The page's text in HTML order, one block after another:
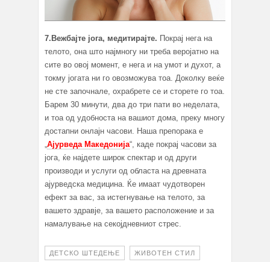
7.Вежбајте јога, медитирајте. Покрај нега на
телото, она што најмногу ни треба веројатно на
сите во овој момент, е нега и на умот и духот, а
токму јогата ни го овозможува тоа. Доколку веќе
не сте започнале, охрабрете се и сторете го тоа.
Барем 30 минути, два до три пати во неделата,
и тоа од удобноста на вашиот дома, преку многу
достапни онлајн часови. Наша препорака е
Ајурведа Македонија“, каде покрај часови за
јога, ќе најдете широк спектар и од други
производи и услуги од областа на древната
ајурведска медицина. Ќе имаат чудотворен
ефект за вас, за истегнување на телото, за
вашето здравје, за вашето расположение и за
намалување на секојдневниот стрес.
ДЕТСКО ШТЕДЕЊЕ ЖИВОТЕН СТИЛ